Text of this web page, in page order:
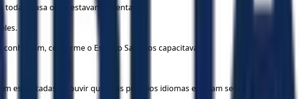
a casa onde estavam assentados.
conforme o Espírito Santo os capacitava.
espantadas ao ouvir que seus próprios idiomas estavam sendo falados.